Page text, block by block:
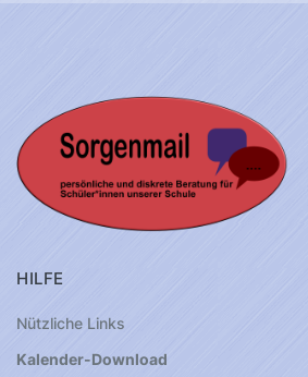
HILFE
Nützliche Links
Kalender-Download